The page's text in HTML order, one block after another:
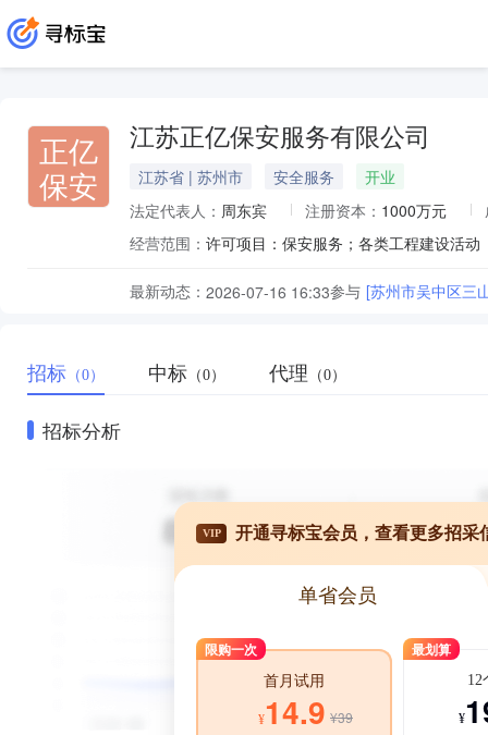
正亿
保安
江苏正亿保安服务有限公司
江苏省 | 苏州市 安全服务
开业
法定代表人： 周东宾 注册资本： 1000万元
经营范围：
最新动态： 2026-07-16 16:33参与 [苏州市吴中区三
招标 （0） 中标 （0） 代理 （0）
招标分析
VIP 开通寻标宝会员，查看更多招采
单省会员
限购一次
首月试用
¥14.9 ¥39
最划算
12
¥